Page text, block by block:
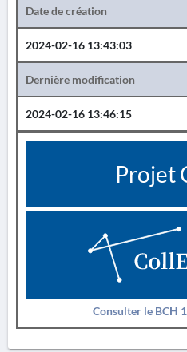
Date de création
2024-02-16 13:43:03
Dernière modification
2024-02-16 13:46:15
Projet
Consulter le BCH